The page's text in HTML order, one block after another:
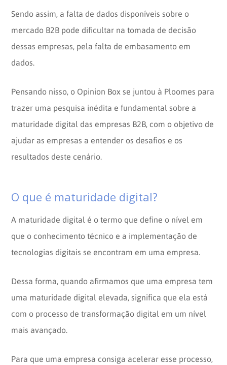
Sendo assim, a falta de dados disponíveis sobre o
mercado B2B pode dificultar na tomada de decisão
dessas empresas, pela falta de embasamento em
dados.
Pensando nisso, o Opinion Box se juntou à Ploomes para
trazer uma pesquisa inédita e fundamental sobre a
maturidade digital das empresas B2B, com o objetivo de
ajudar as empresas a entender os desafios e os
resultados deste cenário.
O que é maturidade digital?
A maturidade digital é o termo que define o nível em
que o conhecimento técnico e a implementação de
tecnologias digitais se encontram em uma empresa.
Dessa forma, quando afirmamos que uma empresa tem
uma maturidade digital elevada, significa que ela está
com o processo de transformação digital em um nível
mais avançado.
Para que uma empresa consiga acelerar esse processo,